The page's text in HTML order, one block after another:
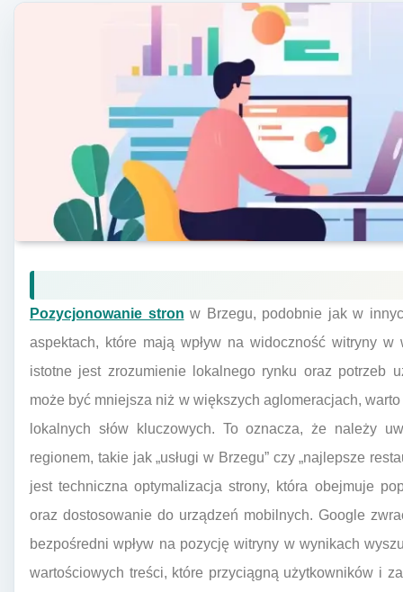
Pozycjonowanie stron w Brzegu, podobnie jak w
aspektach, które mają wpływ na widoczność witryny
istotne jest zrozumienie lokalnego rynku oraz potrzeb
może być mniejsza niż w większych aglomeracjach,
lokalnych słów kluczowych. To oznacza, że należy
regionem, takie jak „usługi w Brzegu” czy „najlepsze
jest techniczna optymalizacja strony, która obejmuje
oraz dostosowanie do urządzeń mobilnych. Google
bezpośredni wpływ na pozycję witryny w wynikach
wartościowych treści, które przyciągną użytkowników i